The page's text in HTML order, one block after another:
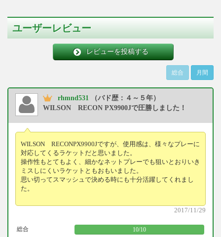
ユーザーレビュー
レビューを投稿する
総合 月間
rhmnd531
（バド歴：４～５年）
WILSON RECON PX9900Jで圧勝しました！
WILSON RECONPX9900Jですが、使用感は、様々なプレーに
対応してくるラケットだと思いました。
操作性もとてもよく、細かなネットプレーでも狙いとおりいき
ミスしにくいラケットともおもいました。
思い切ってスマッシュで決める時にも十分活躍してくれまし
た。
2017/11/29
総合 10/10